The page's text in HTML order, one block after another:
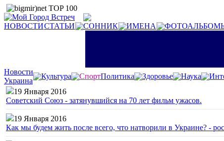
НОВОСТИСТАТЬИ СОННИК ИМЕНА
Новости
Украина
Культура СпортПолитика Здоровье Наука
19 Января 2016
Советский Союз - затянувшийся на 70 лет фильм ужасов.
19 Января 2016
Как мы будем жить после всего, что натворили в Украине? -